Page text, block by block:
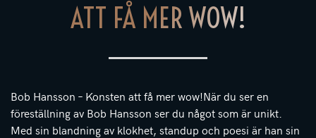
ATT FÅ MER WOW!
Bob Hansson – Konsten att få mer wow!När du ser en
föreställning av Bob Hansson ser du något som är unikt.
Med sin blandning av klokhet, standup och poesi är han sin